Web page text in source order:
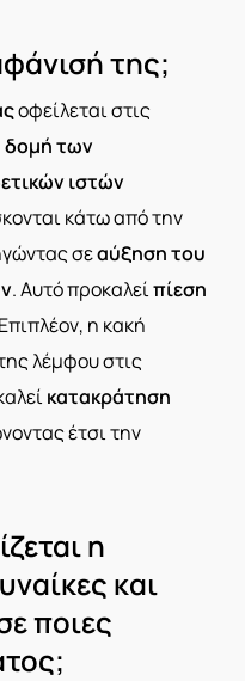
της;
οφείλεται στις
δομή των
ιστών
κάτω από την
σεαύξηση του
. Αυτό προκαλείπίεση
η κακή
λέμφου στις
κατακράτηση
έτσι την
η
και
ποιες